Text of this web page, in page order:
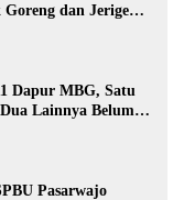
dan Jerigen
Dapur MBG, Satu
Lainnya Belum
Pasarwajo